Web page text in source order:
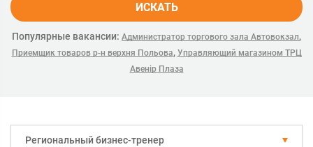
ИСКАТЬ
Популярные вакансии: Администратор торгового зала Автовокзал,
Приемщик товаров р-н верхня Польова, Управляющий магазином ТРЦ
Авенір Плаза
Региональный бизнес-тренер